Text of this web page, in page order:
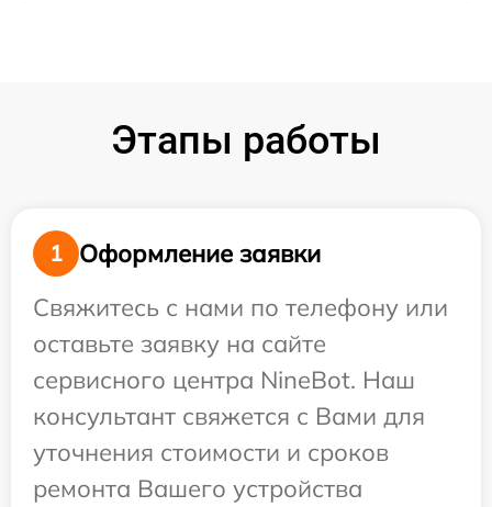
Этапы работы
1
Оформление заявки
Свяжитесь с нами по телефону или
оставьте заявку на сайте
сервисного центра NineBot. Наш
консультант свяжется с Вами для
уточнения стоимости и сроков
ремонта Вашего устройства